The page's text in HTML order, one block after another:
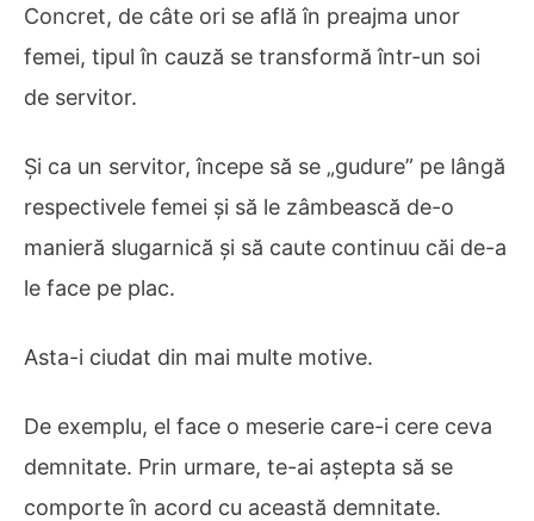
Concret, de câte ori se află în preajma unor
femei, tipul în cauză se transformă într-un soi
de servitor.
Și ca un servitor, începe să se „gudure” pe lângă
respectivele femei și să le zâmbească de-o
manieră slugarnică și să caute continuu căi de-a
le face pe plac.
Asta-i ciudat din mai multe motive.
De exemplu, el face o meserie care-i cere ceva
demnitate. Prin urmare, te-ai aștepta să se
comporte în acord cu această demnitate.